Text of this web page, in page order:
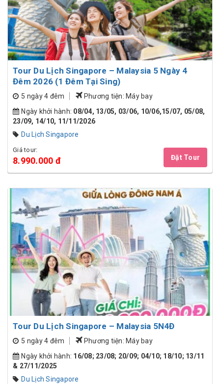
Tour Du Lịch Singapore – Malaysia 5 Ngày 4
Đêm 2026 (1 Đêm Tại Sing)
5 ngày 4 đêm
Phương tiện: Máy bay
Ngày khởi hành: 08/04, 13/05, 03/06, 10/06,15/07, 05/08,
23/09, 14/10, 11/11/2026
Du Lịch Singapore
Giá tour:
8.990.000 đ Đặt Tour
Tour Du Lịch Singapore – Malaysia 5N4Đ
5 ngày 4 đêm
Phương tiện: Máy bay
Ngày khởi hành: 16/08; 23/08; 20/09; 04/10; 18/10; 13/11
& 27/11/2025
Du Lịch Singapore